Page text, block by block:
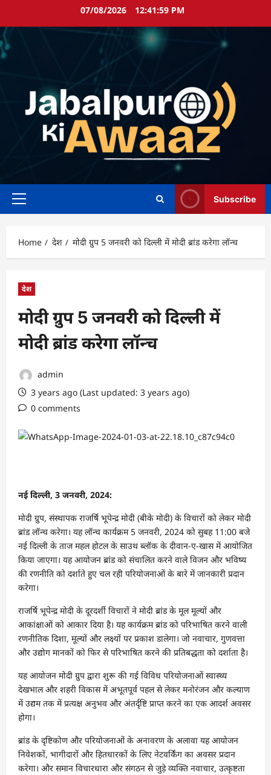
content
07/08/2026 12:42:00 PM
Primary
Subscribe
Home देश मोदी ग्रुप 5 जनवरी को दिल्ली में मोदी ब्रांड करेगा लॉन्च
देश
मोदी ग्रुप 5 जनवरी को दिल्ली में
मोदी ब्रांड करेगा लॉन्च
admin
3 years ago (Last updated: 3 years ago)
0 comments
नई दिल्ली, 3 जनवरी, 2024:
मोदी ग्रुप, संस्थापक राजर्षि भूपेन्द्र मोदी (बीके मोदी) के विचारों को लेकर मोदी
ब्रांड लॉन्च करेगा। यह लॉन्च कार्यक्रम 5 जनवरी, 2024 को सुबह 11:00 बजे
नई दिल्ली के ताज महल होटल के साउथ ब्लॉक के दीवान-ए-खास में आयोजित
किया जाएगा। यह आयोजन ब्रांड को संचालित करने वाले विजन और भविष्य
की रणनीति को दर्शाते हुए चल रही परियोजनाओं के बारे में जानकारी प्रदान
करेगा।
राजर्षि भूपेन्द्र मोदी के दूरदर्शी विचारों ने मोदी ब्रांड के मूल मूल्यों और
आकांक्षाओं को आकार दिया है। यह कार्यक्रम ब्रांड को परिभाषित करने वाली
रणनीतिक दिशा, मूल्यों और लक्ष्यों पर प्रकाश डालेगा। जो नवाचार, गुणवत्ता
और उद्योग मानकों को फिर से परिभाषित करने की प्रतिबद्धता को दर्शाता है।
यह आयोजन मोदी ग्रुप द्वारा शुरू की गई विविध परियोजनाओं स्वास्थ्य
देखभाल और शहरी विकास में अभूतपूर्व पहल से लेकर मनोरंजन और कल्याण
में उद्यम तक में प्रत्यक्ष अनुभव और अंतर्दृष्टि प्राप्त करने का एक आदर्श अवसर
होगा।
ब्रांड के दृष्टिकोण और परियोजनाओं के अनावरण के अलावा यह आयोजन
निवेशकों, भागीदारों और हितधारकों के लिए नेटवर्किंग का अवसर प्रदान
करेगा। और समान विचारधारा और संगठन से जुड़े व्यक्ति नवाचार, उत्कृष्टता